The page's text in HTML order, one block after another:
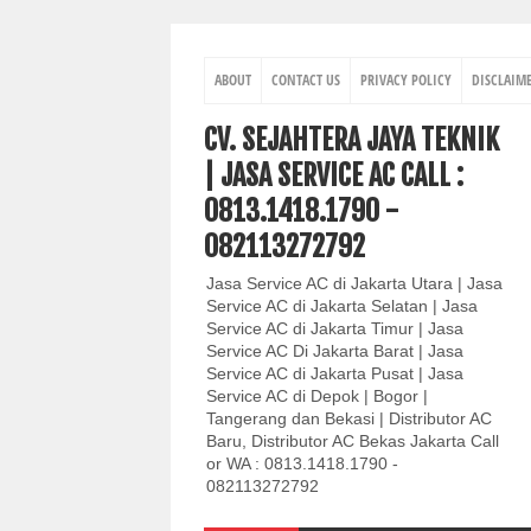
ABOUT CONTACT US PRIVACY POLICY
CV. SEJAHTERA JAYA TEKNIK
| JASA SERVICE AC CALL :
0813.1418.1790 -
082113272792
Jasa Service AC di Jakarta Utara | Jasa
Service AC di Jakarta Selatan | Jasa
Service AC di Jakarta Timur | Jasa
Service AC Di Jakarta Barat | Jasa
Service AC di Jakarta Pusat | Jasa
Service AC di Depok | Bogor |
Tangerang dan Bekasi | Distributor AC
Baru, Distributor AC Bekas Jakarta Call
or WA : 0813.1418.1790 -
082113272792